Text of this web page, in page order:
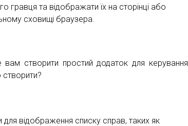
гравця та відображати їх на сторінці або
сховищі браузера.
створити простий додаток для керування
для відображення списку справ, таких як